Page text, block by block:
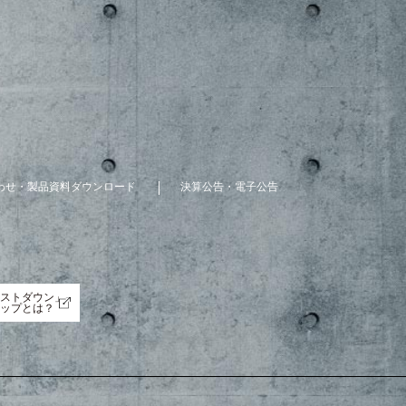
せ・製品資料ダウンロード 決算公告・電子公告
トダウン」
プとは？